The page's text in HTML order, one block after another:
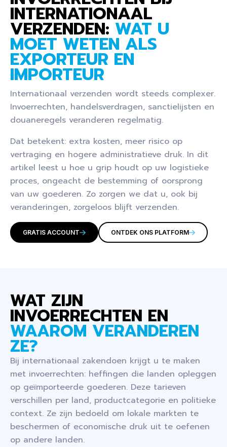
INTERNATIONAAL
VERZENDEN: WAT U
MOET WETEN ALS
EXPORTEUR EN
IMPORTEUR
Internationaal verzenden wordt steeds complexer.
Invoerrechten, handelsverdragen, sanctielijsten en
douaneregels veranderen regelmatig.
Dat betekent: extra kosten, meer risico op
vertraging en hogere administratieve druk. In dit
artikel leest u hoe u grip houdt op uw logistieke
proces, ongeacht de bestemming of oorsprong
van uw goederen. Zo zorgen we dat u, ook bij
veranderingen, zorgeloos blijft verzenden.
GRATIS ACCOUNT ONTDEK ONS PLATFORM
WAT ZIJN
INVOERRECHTEN EN
WAAROM VERANDEREN
ZE?
Bij internationaal zakendoen krijgt u te maken
met invoerrechten: heffingen die landen opleggen
op geïmporteerde goederen. Deze tarieven
verschillen per land, productcategorie en politieke
context. Ze zijn bedoeld om lokale markten te
beschermen of economische druk uit te oefenen
op andere landen.